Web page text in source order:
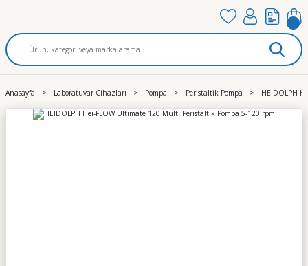
Anasayfa Laboratuvar Cihazları Pompa Peristaltik Pompa HEIDOLPH